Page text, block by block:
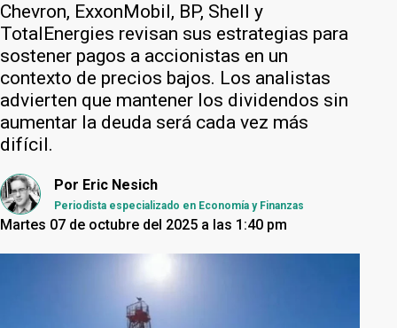
Chevron, ExxonMobil, BP, Shell y
TotalEnergies revisan sus estrategias para
sostener pagos a accionistas en un
contexto de precios bajos. Los analistas
advierten que mantener los dividendos sin
aumentar la deuda será cada vez más
difícil.
Por Eric Nesich
Periodista especializado en Economía y Finanzas
Martes 07 de octubre del 2025 a las 1:40 pm